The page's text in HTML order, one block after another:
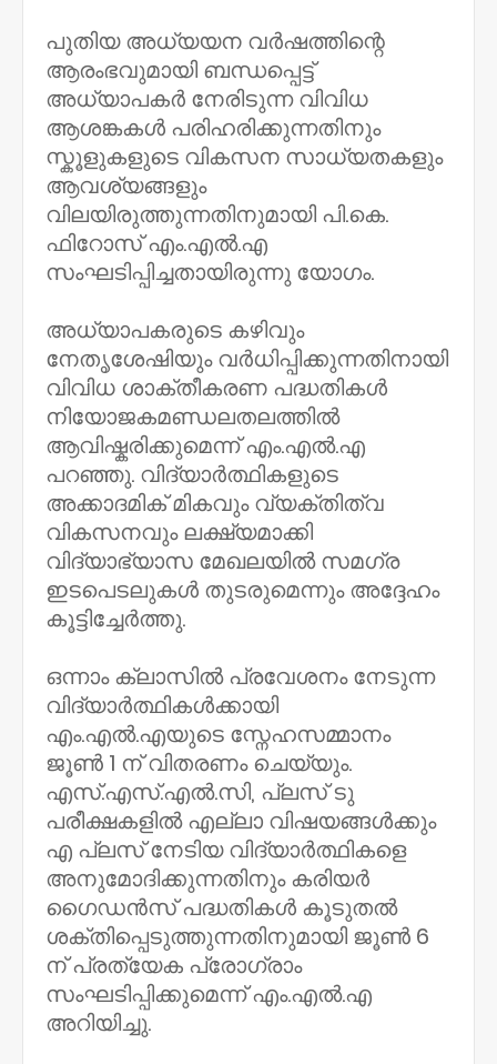
പുതിയ അധ്യയന വർഷത്തിന്റെ
ആരംഭവുമായി ബന്ധപ്പെട്ട്
അധ്യാപകർ നേരിടുന്ന വിവിധ
ആശങ്കകൾ പരിഹരിക്കുന്നതിനും
സ്കൂളുകളുടെ വികസന സാധ്യതകളും
ആവശ്യങ്ങളും
വിലയിരുത്തുന്നതിനുമായി പി.കെ.
ഫിറോസ് എം.എൽ.എ
സംഘടിപ്പിച്ചതായിരുന്നു യോഗം.
അധ്യാപകരുടെ കഴിവും
നേതൃശേഷിയും വർധിപ്പിക്കുന്നതിനായി
വിവിധ ശാക്തീകരണ പദ്ധതികൾ
നിയോജകമണ്ഡലതലത്തിൽ
ആവിഷ്കരിക്കുമെന്ന് എം.എൽ.എ
പറഞ്ഞു. വിദ്യാർത്ഥികളുടെ
അക്കാദമിക് മികവും വ്യക്തിത്വ
വികസനവും ലക്ഷ്യമാക്കി
വിദ്യാഭ്യാസ മേഖലയിൽ സമഗ്ര
ഇടപെടലുകൾ തുടരുമെന്നും അദ്ദേഹം
കൂട്ടിച്ചേർത്തു.
ഒന്നാം ക്ലാസിൽ പ്രവേശനം നേടുന്ന
വിദ്യാർത്ഥികൾക്കായി
എം.എൽ.എയുടെ സ്നേഹസമ്മാനം
ജൂൺ 1 ന് വിതരണം ചെയ്യും.
എസ്.എസ്.എൽ.സി, പ്ലസ് ടു
പരീക്ഷകളിൽ എല്ലാ വിഷയങ്ങൾക്കും
എ പ്ലസ് നേടിയ വിദ്യാർത്ഥികളെ
അനുമോദിക്കുന്നതിനും കരിയർ
ഗൈഡൻസ് പദ്ധതികൾ കൂടുതൽ
ശക്തിപ്പെടുത്തുന്നതിനുമായി ജൂൺ 6
ന് പ്രത്യേക പ്രോഗ്രാം
സംഘടിപ്പിക്കുമെന്ന് എം.എൽ.എ
അറിയിച്ചു.